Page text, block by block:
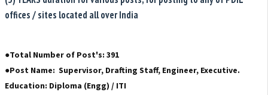
offices / sites located all over India
●Total Number of Post's: 391
●Post Name: Supervisor, Drafting Staff, Engineer, Executive.
Education: Diploma (Engg) / ITI